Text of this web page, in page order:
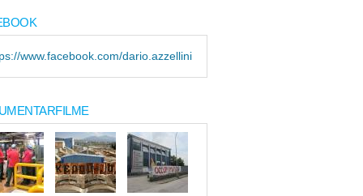
www.facebook.com/dario.azzellini